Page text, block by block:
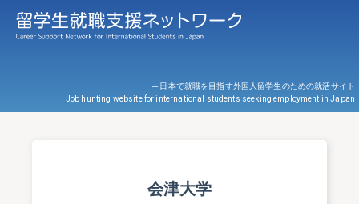
─ 日本で就職を目指す外国人留学生のための就活サイト
Job hunting website for international students seeking employment in Japan
会津大学